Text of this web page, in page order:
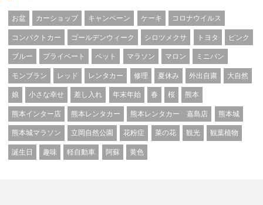
お盆 カーショップ キャンペーン ケーキ コロナウイルス
コンパクトカー ゴールデンウィーク シロツメクサ トヨタ ピンク
ブルー プライベート ペット マラソン マロン ミニバン
モンブラン レッド レンタカー 修理 夏休み 外出自粛 大自然
娘 小さな幸せ 差し入れ 年末年始 春 桜 熊本
熊本インター店 熊本レンタカー 熊本レンタカー 嘉島店 熊本城
熊本城マラソン 立岡自然公園 花粉症 菜の花 観光 観葉植物
誕生日 趣味 軽自動車 阿蘇 黄色